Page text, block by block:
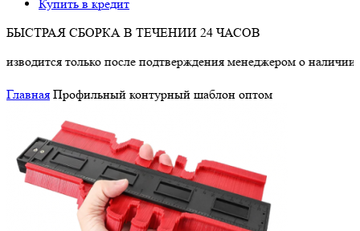
Купить в кредит
БЫСТРАЯ СБОРКА В ТЕЧЕНИИ 24 ЧАСОВ
после подтверждения менеджером о наличии товара.
Главная Профильный контурный шаблон оптом